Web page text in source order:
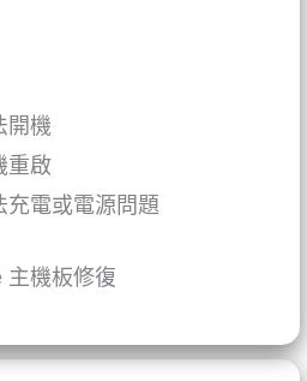
開機
重啟
充電或電源問題
主機板修復